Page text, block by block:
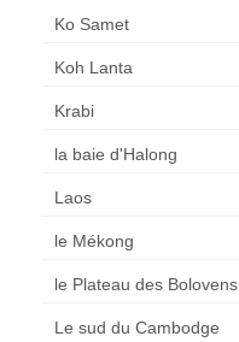
Ko Samet
Koh Lanta
Krabi
la baie d'Halong
Laos
le Mékong
le Plateau des Bolovens
Le sud du Cambodge